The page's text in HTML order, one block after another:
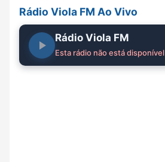
Rádio Viola FM Ao Vivo
Rádio Viola FM
Esta rádio não está disponível